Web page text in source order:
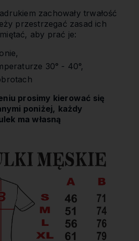
zachowały trwałość
przestrzegać zasad ich
aby prać je:
30° - 40°,
prosimy kierować się
poniżej, każdy
ma własną